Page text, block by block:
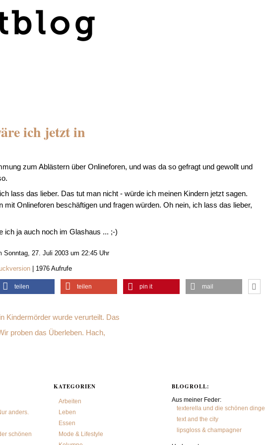
ich jetzt in
zum Ablästern über Onlineforen, und was da so gefragt und gewollt und
lass das lieber. Das tut man nicht - würde ich meinen Kindern jetzt sagen.
mit Onlineforen beschäftigen und fragen würden. Oh nein, ich lass das lieber,
ich ja auch noch im Glashaus ... ;-)
Sonntag, 27. Juli 2003 um 22:45 Uhr
| 1976 Aufrufe
teilen teilen pin it mail
Kindermörder wurde verurteilt. Das
proben das Überleben. Hach,
anders.
schönen
KATEGORIEN
Arbeiten
Leben
Essen
Mode & Lifestyle
BLOGROLL:
Aus meiner Feder:
texterella und die schönen dinge
text and the city
lipsgloss & champagner